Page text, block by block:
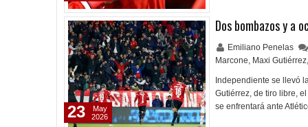
Dos bombazos y a
Emiliano Penelas
Marcone, Maxi Gutiérrez,
Independiente se llevó
Gutiérrez, de tiro libre,
se enfrentará ante
23
May
2026